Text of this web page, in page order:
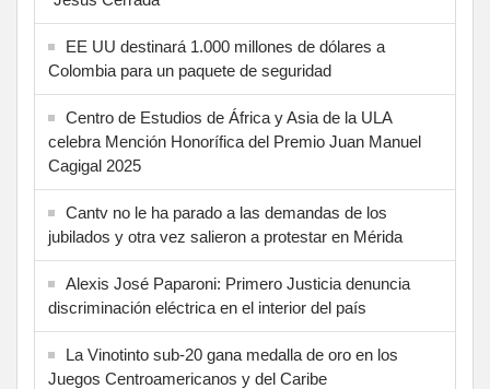
EE UU destinará 1.000 millones de dólares a
Colombia para un paquete de seguridad
Centro de Estudios de África y Asia de la ULA
celebra Mención Honorífica del Premio Juan Manuel
Cagigal 2025
Cantv no le ha parado a las demandas de los
jubilados y otra vez salieron a protestar en Mérida
Alexis José Paparoni: Primero Justicia denuncia
discriminación eléctrica en el interior del país
La Vinotinto sub-20 gana medalla de oro en los
Juegos Centroamericanos y del Caribe